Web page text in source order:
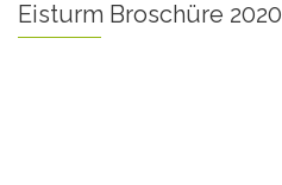
Eisturm Broschüre 2020